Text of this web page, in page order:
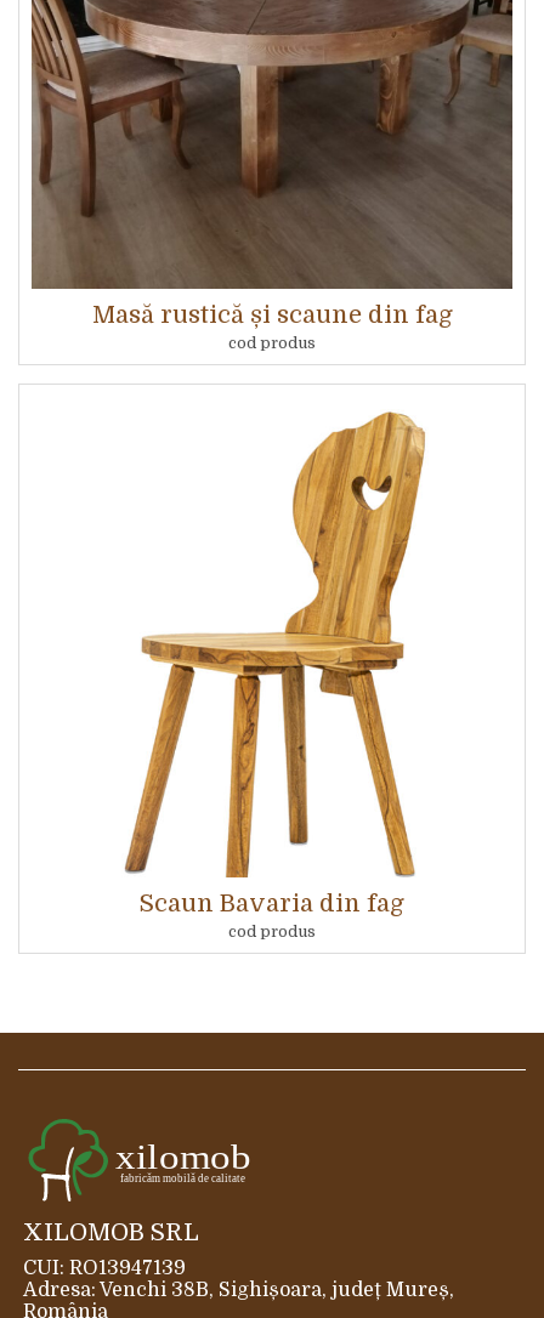
Masă rustică și scaune din fag
cod produs
Scaun Bavaria din fag
cod produs
XILOMOB SRL
CUI: RO13947139
Adresa: Venchi 38B, Sighișoara, județ Mureș,
România